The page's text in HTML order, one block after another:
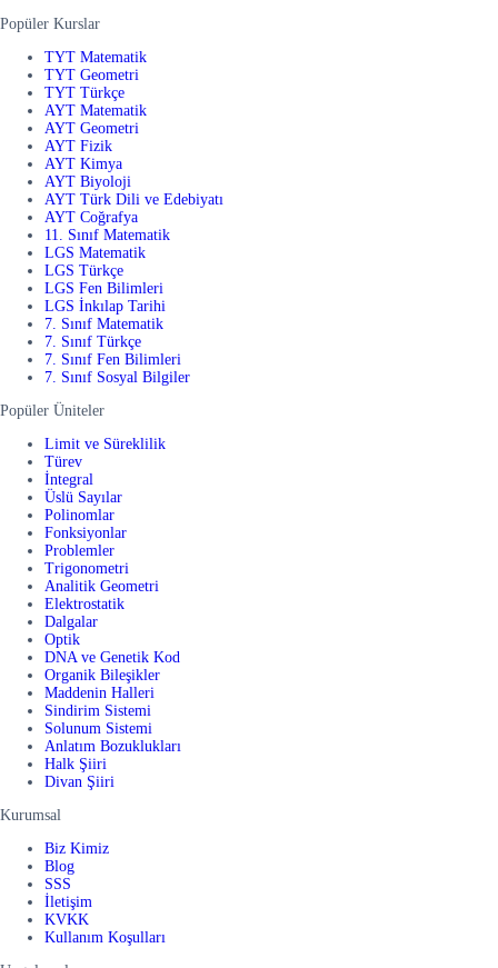
Popüler Kurslar
TYT Matematik
TYT Geometri
TYT Türkçe
AYT Matematik
AYT Geometri
AYT Fizik
AYT Kimya
AYT Biyoloji
AYT Türk Dili ve Edebiyatı
AYT Coğrafya
11. Sınıf Matematik
LGS Matematik
LGS Türkçe
LGS Fen Bilimleri
LGS İnkılap Tarihi
7. Sınıf Matematik
7. Sınıf Türkçe
7. Sınıf Fen Bilimleri
7. Sınıf Sosyal Bilgiler
Popüler Üniteler
Limit ve Süreklilik
Türev
İntegral
Üslü Sayılar
Polinomlar
Fonksiyonlar
Problemler
Trigonometri
Analitik Geometri
Elektrostatik
Dalgalar
Optik
DNA ve Genetik Kod
Organik Bileşikler
Maddenin Halleri
Sindirim Sistemi
Solunum Sistemi
Anlatım Bozuklukları
Halk Şiiri
Divan Şiiri
Kurumsal
Biz Kimiz
Blog
SSS
İletişim
KVKK
Kullanım Koşulları